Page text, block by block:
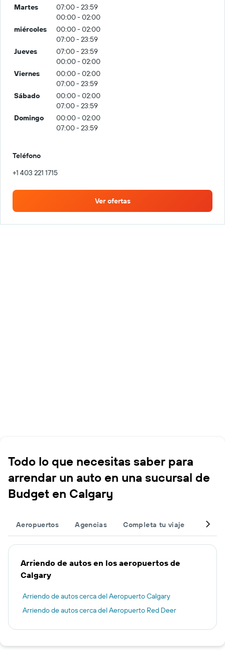
Martes
07:00 - 23:59
00:00 - 02:00
miércoles
00:00 - 02:00
07:00 - 23:59
Jueves
07:00 - 23:59
00:00 - 02:00
Viernes
00:00 - 02:00
07:00 - 23:59
Sábado
00:00 - 02:00
07:00 - 23:59
Domingo
00:00 - 02:00
07:00 - 23:59
Teléfono
+1 403 221 1715
Ver ofertas
Todo lo que necesitas saber para
arrendar un auto en una sucursal de
Budget en Calgary
Aeropuertos Agencias Completa tu viaje Otros
Arriendo de autos en los aeropuertos de
Calgary
Arriendo de autos cerca del Aeropuerto Calgary
Arriendo de autos cerca del Aeropuerto Red Deer